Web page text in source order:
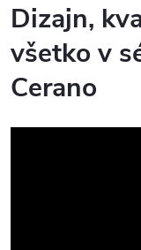
Dizajn,
všetko v
Cerano